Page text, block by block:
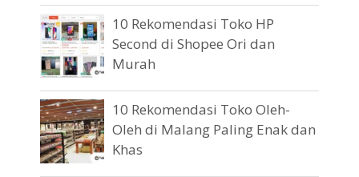
10 Rekomendasi Toko HP
Second di Shopee Ori dan
Murah
10 Rekomendasi Toko Oleh-
Oleh di Malang Paling Enak dan
Khas